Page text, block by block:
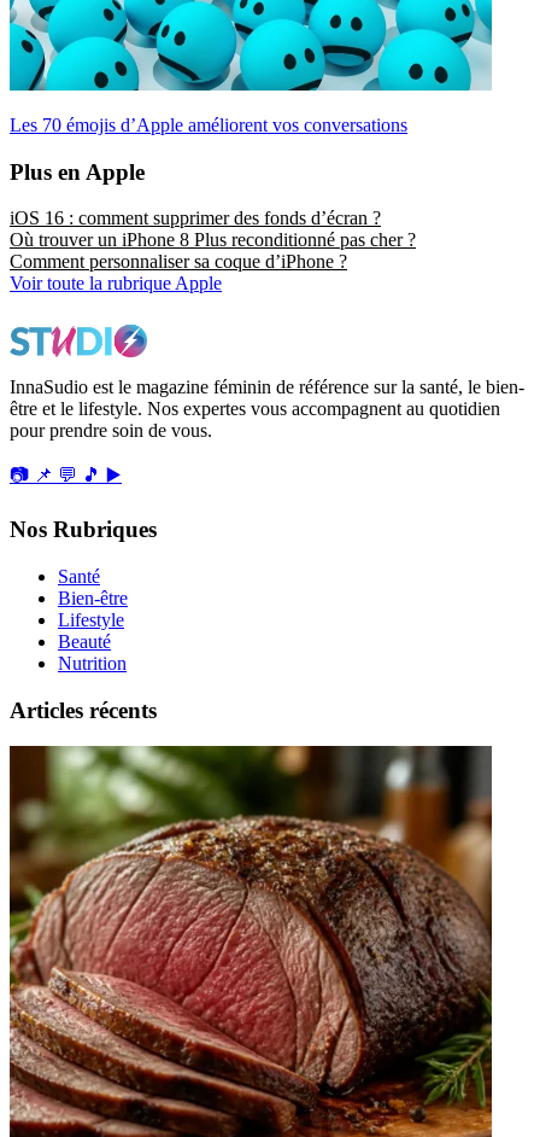
Les 70 émojis d’Apple améliorent vos conversations
Plus en Apple
iOS 16 : comment supprimer des fonds d’écran ?
Où trouver un iPhone 8 Plus reconditionné pas cher ?
Comment personnaliser sa coque d’iPhone ?
Voir toute la rubrique Apple
InnaSudio est le magazine féminin de référence sur la santé, le bien-
être et le lifestyle. Nos expertes vous accompagnent au quotidien
pour prendre soin de vous.
📷 📌 💬 🎵 ▶️
Nos Rubriques
Santé
Bien-être
Lifestyle
Beauté
Nutrition
Articles récents